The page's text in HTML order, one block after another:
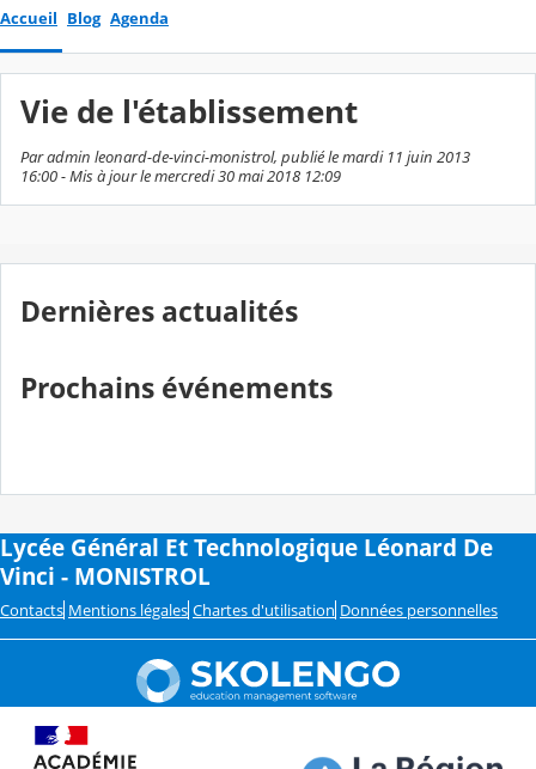
Accueil Blog Agenda
Vie de l'établissement
Par admin leonard-de-vinci-monistrol, publié le mardi 11 juin 2013
16:00 - Mis à jour le mercredi 30 mai 2018 12:09
Dernières actualités
Prochains événements
Lycée Général Et Technologique Léonard De
Vinci - MONISTROL
Contacts Mentions légales Chartes d'utilisation Données personnelles